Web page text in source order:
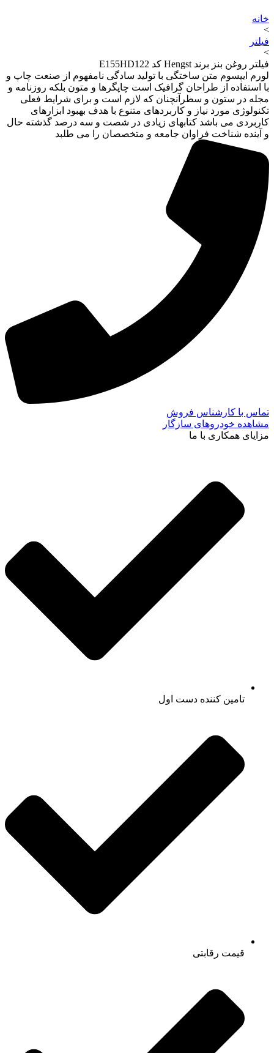
خانه
>
فیلتر
>
فیلتر روغن بنز برند Hengst کد E155HD122
لورم ایپسوم متن ساختگی با تولید سادگی نامفهوم از صنعت چاپ و
با استفاده از طراحان گرافیک است چاپگرها و متون بلکه روزنامه و
مجله در ستون و سطرآنچنان که لازم است و برای شرایط فعلی
تکنولوژی مورد نیاز و کاربردهای متنوع با هدف بهبود ابزارهای
کاربردی می باشد کتابهای زیادی در شصت و سه درصد گذشته حال
و آینده شناخت فراوان جامعه و متخصصان را می طلبد
تماس با کارشناس فروش
مشاهده خودروهای سازگار
مزایای همکاری با ما
تامین کننده دست اول
قیمت رقابتی